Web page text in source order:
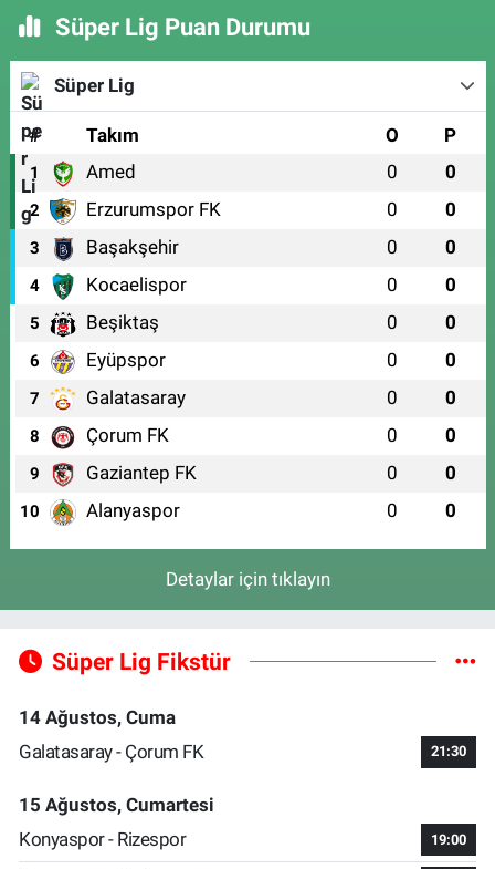
Süper Lig Puan Durumu
Süper Lig
# Takım O P
1 Amed 0 0
2 Erzurumspor FK 0 0
3 Başakşehir 0 0
4 Kocaelispor 0 0
5 Beşiktaş 0 0
6 Eyüpspor 0 0
7 Galatasaray 0 0
8 Çorum FK 0 0
9 Gaziantep FK 0 0
10 Alanyaspor 0 0
Detaylar için tıklayın
Süper Lig Fikstür
14 Ağustos, Cuma
Galatasaray - Çorum FK
21:30
15 Ağustos, Cumartesi
Konyaspor - Rizespor
19:00